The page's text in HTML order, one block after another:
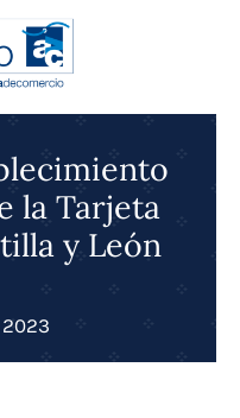
la Tarjeta
y León